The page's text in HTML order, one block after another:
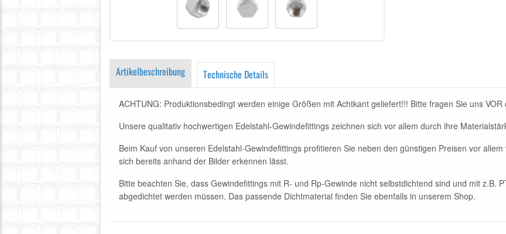
Artikelbeschreibung Technische Details
ACHTUNG: Produktionsbedingt werden einige Größen mit Achtkant geliefert!!! Bitte fragen Sie uns VOR
Unsere qualitativ hochwertigen Edelstahl-Gewindefittings zeichnen sich vor allem durch ihre
Beim Kauf von unseren Edelstahl-Gewindefittings profitieren Sie neben den günstigen Preisen vor
sich bereits anhand der Bilder erkennen lässt.
Bitte beachten Sie, dass Gewindefittings mit R- und Rp-Gewinde nicht selbstdichtend sind und mit z.B.
abgedichtet werden müssen. Das passende Dichtmaterial finden Sie ebenfalls in unserem Shop.